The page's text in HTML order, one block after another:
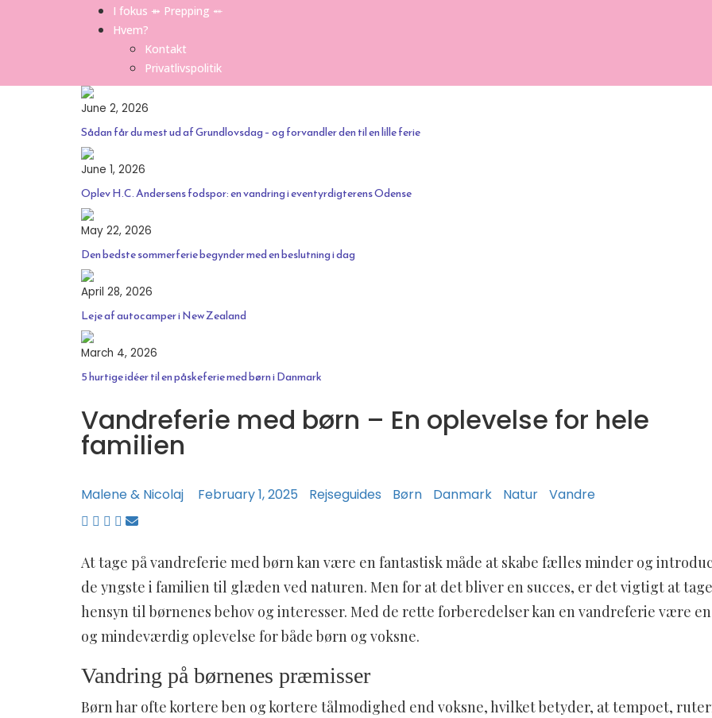
I fokus ⤁ Prepping ⬵
Hvem?
Kontakt
Privatlivspolitik
June 2, 2026
Sådan får du mest ud af Grundlovsdag – og forvandler den til en lille ferie
June 1, 2026
Oplev H.C. Andersens fodspor: en vandring i eventyrdigterens Odense
May 22, 2026
Den bedste sommerferie begynder med en beslutning i dag
April 28, 2026
Leje af autocamper i New Zealand
March 4, 2026
5 hurtige idéer til en påskeferie med børn i Danmark
Vandreferie med børn – En oplevelse for hele
familien
Malene & Nicolaj February 1, 2025 Rejseguides Børn Danmark Natur Vandre
At tage på vandreferie med børn kan være en fantastisk måde at skabe fælles minder og
de yngste i familien til glæden ved naturen. Men for at det bliver en succes, er det vigtigt at tage
hensyn til børnenes behov og interesser. Med de rette forberedelser kan en vandreferie være
og mindeværdig oplevelse for både børn og voksne.
Vandring på børnenes præmisser
Børn har ofte kortere ben og kortere tålmodighed end voksne, hvilket betyder, at tempoet,